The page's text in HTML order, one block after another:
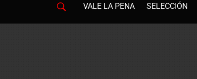
VALE LA PENA SELECCIÓN